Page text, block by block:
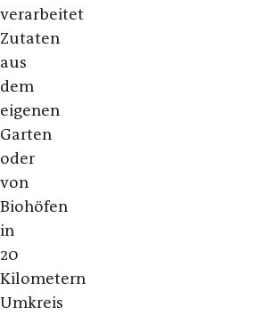
verarbeitet
Zutaten
aus
dem
eigenen
Garten
oder
von
Biohöfen
in
20
Kilometern
Umkreis